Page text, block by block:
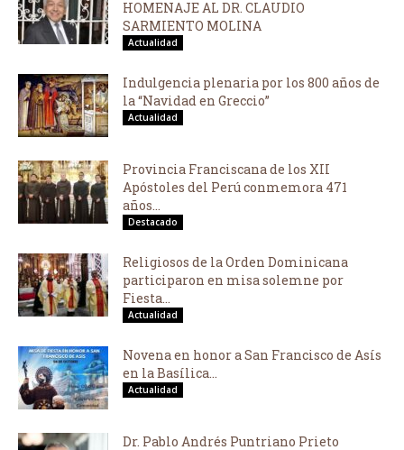
HOMENAJE AL DR. CLAUDIO
SARMIENTO MOLINA
Actualidad
Indulgencia plenaria por los 800 años de
la “Navidad en Greccio”
Actualidad
Provincia Franciscana de los XII
Apóstoles del Perú conmemora 471
años...
Destacado
Religiosos de la Orden Dominicana
participaron en misa solemne por
Fiesta...
Actualidad
Novena en honor a San Francisco de Asís
en la Basílica...
Actualidad
Dr. Pablo Andrés Puntriano Prieto